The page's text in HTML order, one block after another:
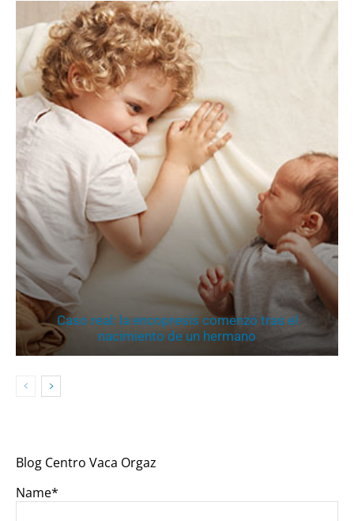
Caso real: la encopresis comenzó tras el
nacimiento de un hermano
Blog Centro Vaca Orgaz
Name*